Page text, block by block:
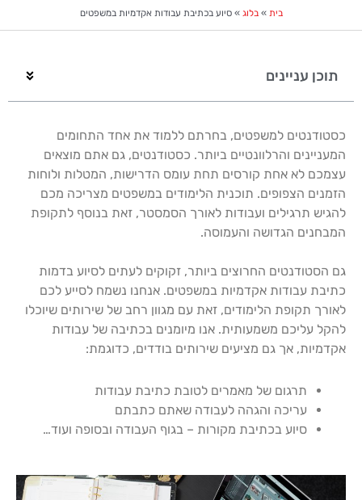
בית »בלוג »סיוע בכתיבת עבודות אקדמיות במשפטים
תוכן עניינים
כסטודנטים למשפטים, בחרתם ללמוד את אחד התחומים
המעניינים והרלוונטיים ביותר. כסטודנטים, גם אתם מוצאים
עצמכם לא אחת קורסים תחת עומס הדרישות, המטלות ולוחות
הזמנים הצפופים. תוכנית הלימודים במשפטים מצריכה מכם
להגיש תרגילים ועבודות לאורך הסמסטר, זאת בנוסף לתקופת
המבחנים הגדושה והעמוסה.
גם הסטודנטים החרוצים ביותר, זקוקים לעתים לסיוע בדמות
כתיבת עבודות אקדמיות במשפטים. אנחנו נשמח לסייע לכם
לאורך תקופת הלימודים, זאת עם מגוון רחב של שירותים שיוכלו
להקל עליכם משמעותית. אנו מיומנים בכתיבה של עבודות
אקדמיות, אך גם מציעים שירותים בודדים, כדוגמת:
תרגום של מאמרים לטובת כתיבת עבודות
עריכה והגהה לעבודה שאתם כתבתם
סיוע בכתיבת מקורות – בגוף העבודה ובסופה ועוד…